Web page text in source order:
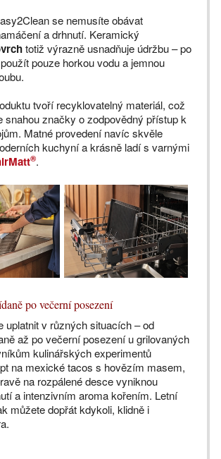
se nemusíte obávat
a drhnutí. Keramický
totiž výrazně usnadňuje údržbu – po
pouze horkou vodu a jemnou
tvoří recyklovatelný materiál, což
snahou značky o zodpovědný přístup k
Matné provedení navíc skvěle
kuchyní a krásně ladí s varnými
®.
po večerní posezení
uplatnit v různých situacích – od
až po večerní posezení u grilovaných
kulinářských experimentů
na mexické tacos s hovězím masem,
na rozpálené desce vyniknou
a intenzivním aroma kořením. Letní
můžete dopřát kdykoli, klidně i